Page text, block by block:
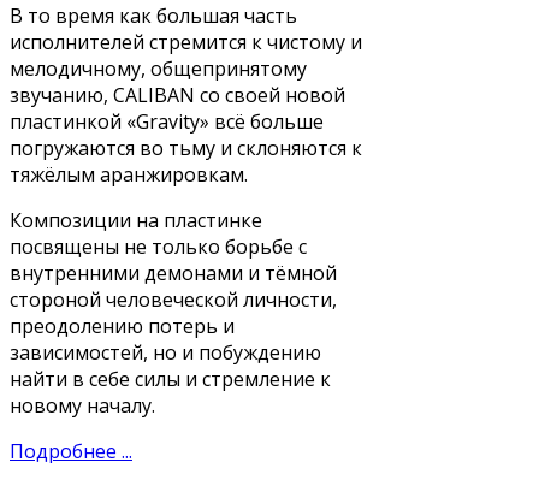
В то время как большая часть
исполнителей стремится к чистому и
мелодичному, общепринятому
звучанию, CALIBAN со своей новой
пластинкой «Gravity» всё больше
погружаются во тьму и склоняются к
тяжёлым аранжировкам.
Композиции на пластинке
посвящены не только борьбе с
внутренними демонами и тёмной
стороной человеческой личности,
преодолению потерь и
зависимостей, но и побуждению
найти в себе силы и стремление к
новому началу.
Подробнее ...